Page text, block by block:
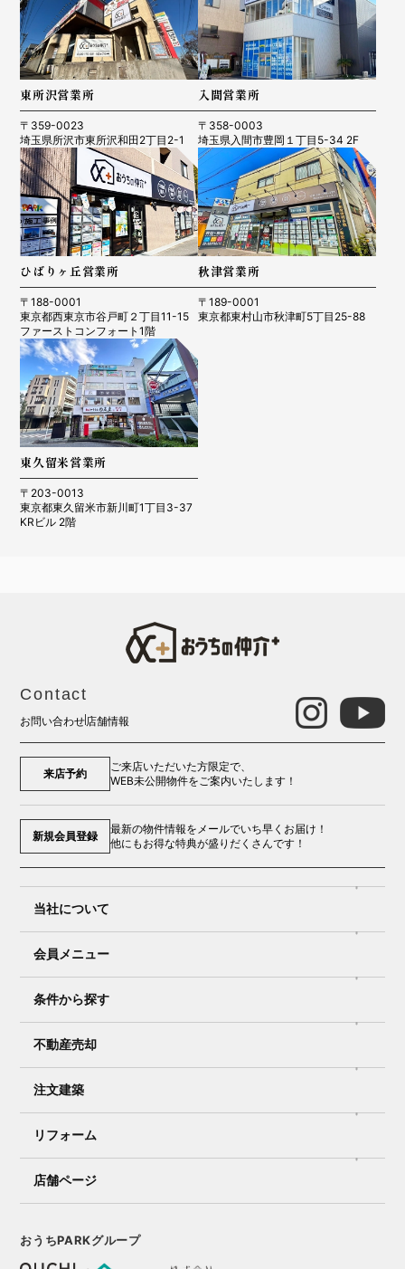
東所沢営業所
〒359-0023
埼玉県所沢市東所沢和田2丁目2-1
入間営業所
〒358-0003
埼玉県入間市豊岡１丁目5-34 2F
ひばりヶ丘営業所
〒188-0001
東京都西東京市谷戸町２丁目11-15
ファーストコンフォート1階
秋津営業所
〒189-0001
東京都東村山市秋津町5丁目25-88
東久留米営業所
〒203-0013
東京都東久留米市新川町1丁目3-37
KRビル 2階
Contact
お問い合わせ店舗情報
来店予約
ご来店いただいた方限定で、
WEB未公開物件をご案内いたします！
新規会員登録
最新の物件情報をメールでいち早くお届け！
他にもお得な特典が盛りだくさんです！
当社について
会員メニュー
条件から探す
不動産売却
注文建築
リフォーム
店舗ページ
おうちPARKグループ